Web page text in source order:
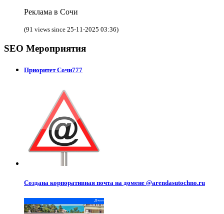
Реклама в Сочи
(91 views since 25-11-2025 03:36)
SEO Мероприятия
Приоритет Сочи777
Создана корпоративная почта на домене @arendasutochno.ru